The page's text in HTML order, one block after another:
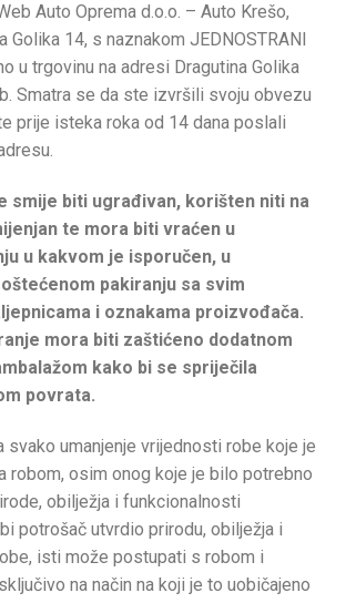
Auto Oprema d.o.o. – Auto Krešo,
Golika 14, s naznakom JEDNOSTRANI
u trgovinu na adresi Dragutina Golika
Smatra se da ste izvršili svoju obvezu
prije isteka roka od 14 dana poslali
smije biti ugrađivan, korišten niti na
te mora biti vraćen u
u kakvom je isporučen, u
pakiranju sa svim
i oznakama proizvođača.
mora biti zaštićeno dodatnom
kako bi se spriječila
povrata.
svako umanjenje vrijednosti robe koje je
robom, osim onog koje je bilo potrebno
obilježja i funkcionalnosti
potrošač utvrdio prirodu, obilježja i
isti može postupati s robom i
na način na koji je to uobičajeno